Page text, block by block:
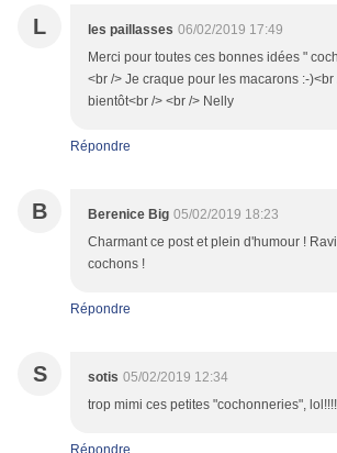
L les paillasses 06/02/2019 17:49
Merci pour toutes ces bonnes idées "
<br /> Je craque pour les macarons :-)<br
bientôt<br /> <br /> Nelly
Répondre
B Berenice Big 05/02/2019 18:23
Charmant ce post et plein d'humour !
cochons !
Répondre
S sotis 05/02/2019 12:34
trop mimi ces petites "cochonneries",
Répondre